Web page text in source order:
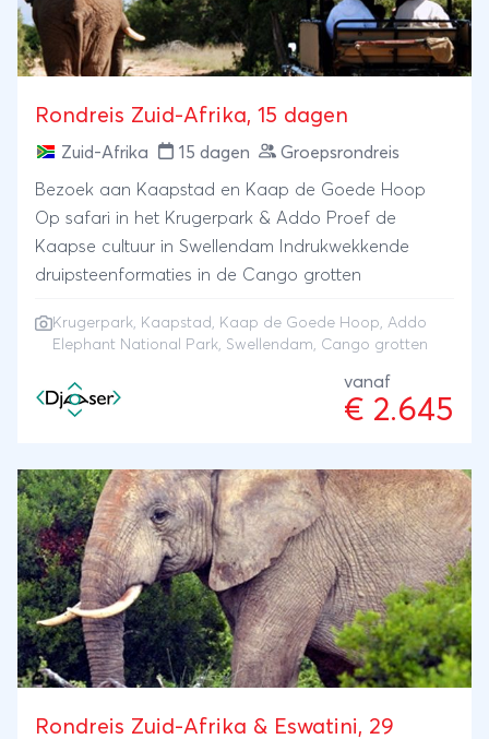
Rondreis Zuid-Afrika, 15 dagen
Zuid-Afrika 15 dagen Groepsrondreis
Bezoek aan Kaapstad en Kaap de Goede Hoop
Op safari in het Krugerpark & Addo Proef de
Kaapse cultuur in Swellendam Indrukwekkende
druipsteenformaties in de Cango grotten
Krugerpark, Kaapstad , Kaap de Goede Hoop, Addo
Elephant National Park, Swellendam, Cango grotten
vanaf
€ 2.645
Rondreis Zuid-Afrika & Eswatini, 29